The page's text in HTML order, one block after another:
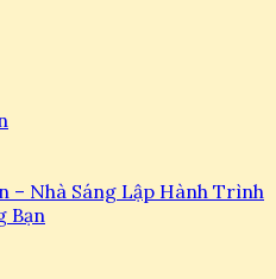
– Nhà Sáng Lập Hành Trình
Bạn